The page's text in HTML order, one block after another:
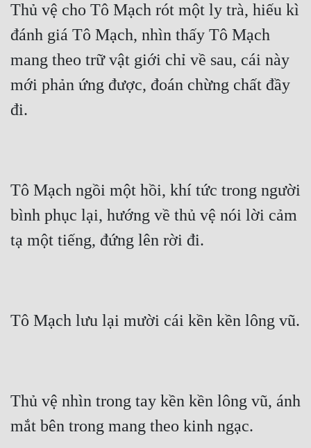
Thủ vệ cho Tô Mạch rót một ly trà, hiếu kì
đánh giá Tô Mạch, nhìn thấy Tô Mạch
mang theo trữ vật giới chỉ về sau, cái này
mới phản ứng được, đoán chừng chất đầy
đi.
Tô Mạch ngồi một hồi, khí tức trong người
bình phục lại, hướng về thủ vệ nói lời cảm
tạ một tiếng, đứng lên rời đi.
Tô Mạch lưu lại mười cái kền kền lông vũ.
Thủ vệ nhìn trong tay kền kền lông vũ, ánh
mắt bên trong mang theo kinh ngạc.